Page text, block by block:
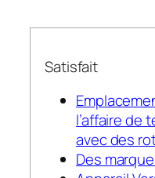
Satisfait
l’affaire de
avec des
Des